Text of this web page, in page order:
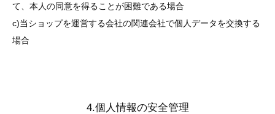
て、本人の同意を得ることが困難である場合
c)当ショップを運営する会社の関連会社で個人データを交換する
場合
4.個人情報の安全管理